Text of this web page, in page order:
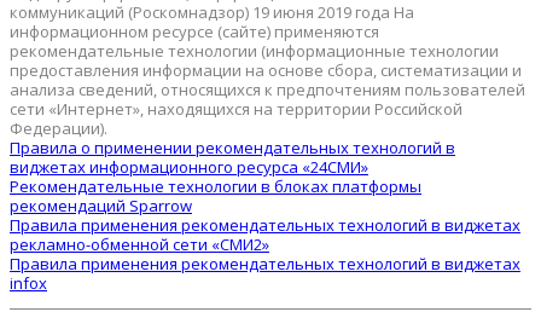
коммуникаций (Роскомнадзор) 19 июня 2019 года На
информационном ресурсе (сайте) применяются
рекомендательные технологии (информационные технологии
предоставления информации на основе сбора, систематизации и
анализа сведений, относящихся к предпочтениям пользователей
сети «Интернет», находящихся на территории Российской
Федерации).
Правила о применении рекомендательных технологий в
виджетах информационного ресурса «24СМИ»
Рекомендательные технологии в блоках платформы
рекомендаций Sparrow
Правила применения рекомендательных технологий в виджетах
рекламно-обменной сети «СМИ2»
Правила применения рекомендательных технологий в виджетах
infox